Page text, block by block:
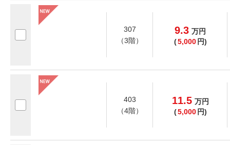
307
（3階）
9.3 万円
(5,000 円)
403
（4階）
11.5 万円
(5,000 円)